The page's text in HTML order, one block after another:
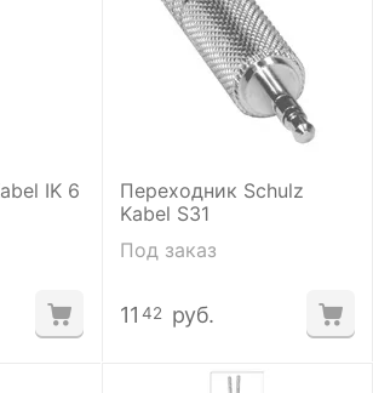
Кабель Schulz Kabel IK 6
Переходник Schulz
Kabel S31
Под заказ
11 42 руб.